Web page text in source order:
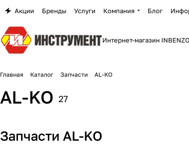
Акции Бренды Услуги Компания Блог
Интернет-магазин INBENZO
Главная Каталог Запчасти AL-KO
AL-KO 27
Запчасти AL-KO